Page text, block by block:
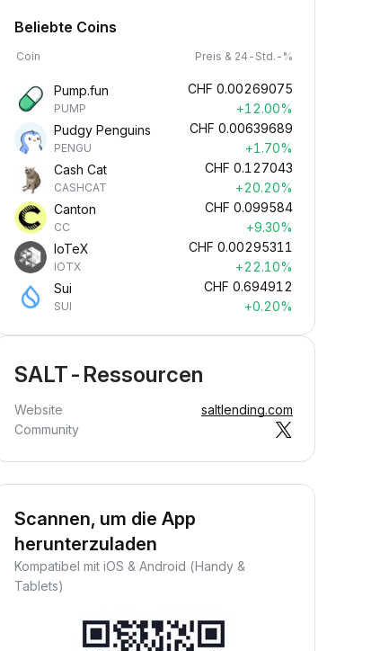
Beliebte Coins
Coin Preis & 24-Std.-%
Pump.fun
PUMP
CHF 0.00269075
+12.00%
Pudgy Penguins
PENGU
CHF 0.00639689
+1.70%
Cash Cat
CASHCAT
CHF 0.127043
+20.20%
Canton
CC
CHF 0.099584
+9.30%
IoTeX
IOTX
CHF 0.00295311
+22.10%
Sui
SUI
CHF 0.694912
+0.20%
SALT-Ressourcen
Website
saltlending.com
Community
Scannen, um die App
herunterzuladen
Kompatibel mit iOS & Android (Handy &
Tablets)